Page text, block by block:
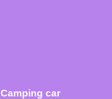
Camping car